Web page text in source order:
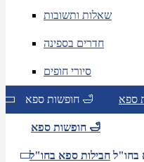
שאלות ותשובות
חדרים בספינה
סיורי חופים
חופשות ספא 🛁
חופשות ספא 🛁
בחו"ל חבילות ספא בחו"ל